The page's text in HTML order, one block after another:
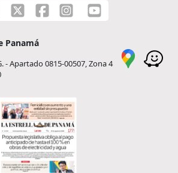
Panamá
- Apartado 0815-00507, Zona 4